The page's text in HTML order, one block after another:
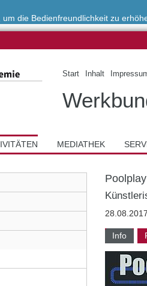
die Bedienfreundlichkeit zu
Start Inhalt
MEDIATHEK
Info